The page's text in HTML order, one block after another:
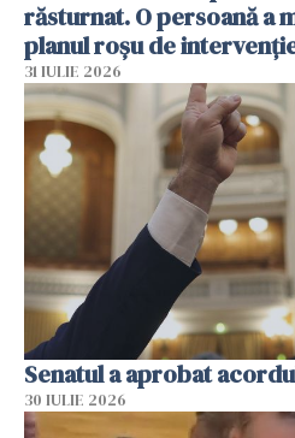
răsturnat. O persoană a
planul roșu de
31 IULIE 2026
Senatul a aprobat
30 IULIE 2026